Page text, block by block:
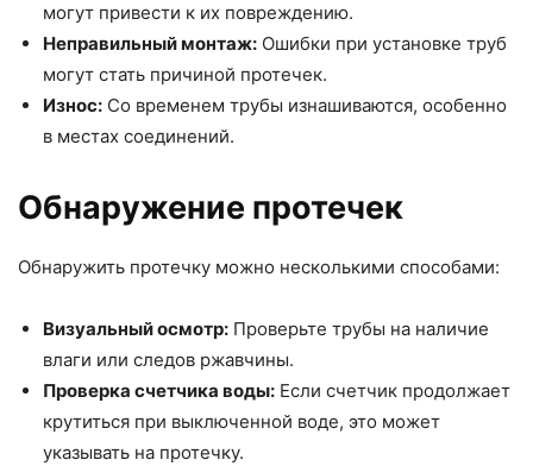
могут привести к их повреждению.
Неправильный монтаж: Ошибки при установке труб
могут стать причиной протечек.
Износ: Со временем трубы изнашиваются, особенно
в местах соединений.
Обнаружение протечек
Обнаружить протечку можно несколькими способами:
Визуальный осмотр: Проверьте трубы на наличие
влаги или следов ржавчины.
Проверка счетчика воды: Если счетчик продолжает
крутиться при выключенной воде, это может
указывать на протечку.